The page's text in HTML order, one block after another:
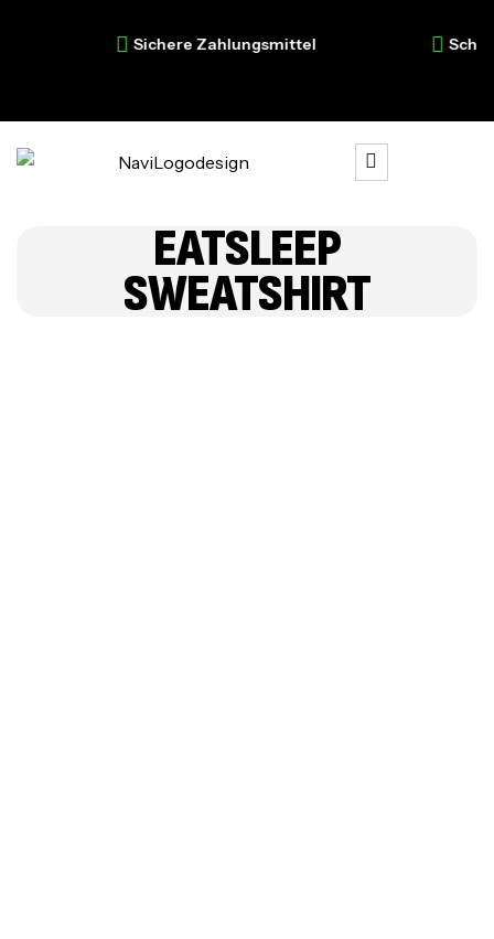
Sichere Zahlungsmittel
EATSLEEP
SWEATSHIRT